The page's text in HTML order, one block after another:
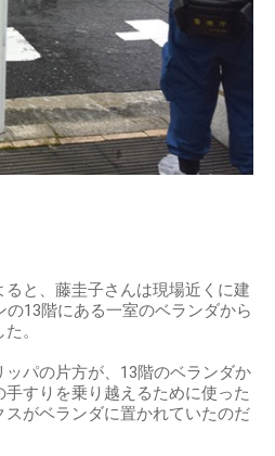
と、藤圭子さんは現場近くに建
13階にある一室のベランダから
。
パの片方が、13階のベランダか
すりを乗り越えるために使った
スがベランダに置かれていたのだ